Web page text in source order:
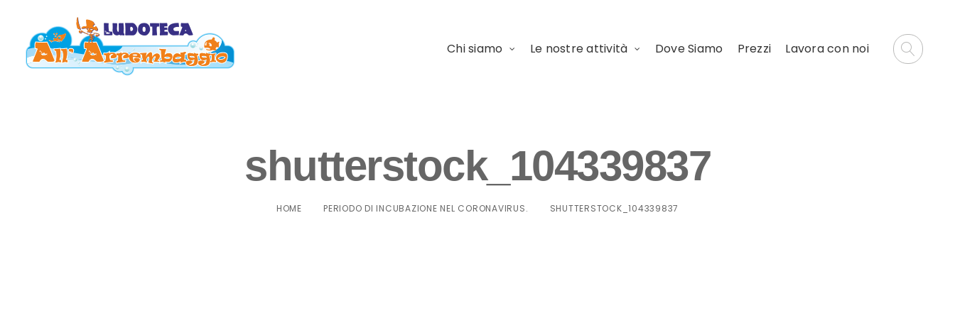
Chi siamo Le nostre attività Dove Siamo Prezzi Lavora con noi
shutterstock_104339837
HOME PERIODO DI INCUBAZIONE NEL CORONAVIRUS. SHUTTERSTOCK_104339837